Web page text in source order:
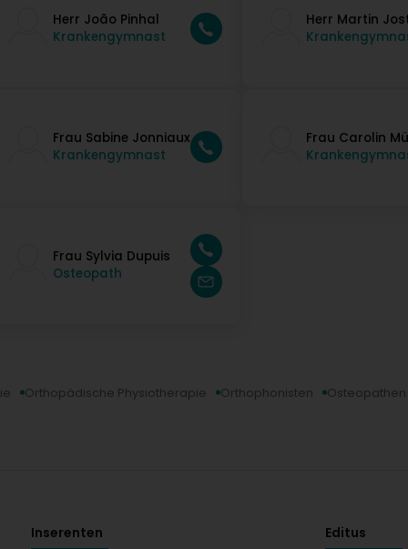
Herr João Pinhal
Krankengymnast
Herr Martin
Frau Sabine Jonniaux
Krankengymnast
Frau Carolin
Frau Sylvia Dupuis
Osteopath
Orthopädische Physiotherapie Orthophonisten Osteopathen
Inserenten Editus